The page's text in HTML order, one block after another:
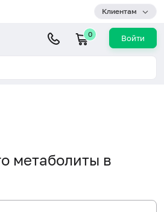
Клиентам
0 Войти
метаболиты в